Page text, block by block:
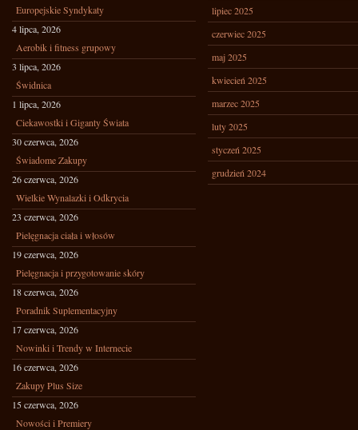
Europejskie Syndykaty
4 lipca, 2026
Aerobik i fitness grupowy
3 lipca, 2026
Świdnica
1 lipca, 2026
Ciekawostki i Giganty Świata
30 czerwca, 2026
Świadome Zakupy
26 czerwca, 2026
Wielkie Wynalazki i Odkrycia
23 czerwca, 2026
Pielęgnacja ciała i włosów
19 czerwca, 2026
Pielęgnacja i przygotowanie skóry
18 czerwca, 2026
Poradnik Suplementacyjny
17 czerwca, 2026
Nowinki i Trendy w Internecie
16 czerwca, 2026
Zakupy Plus Size
15 czerwca, 2026
Nowości i Premiery
lipiec 2025
czerwiec 2025
maj 2025
kwiecień 2025
marzec 2025
luty 2025
styczeń 2025
grudzień 2024